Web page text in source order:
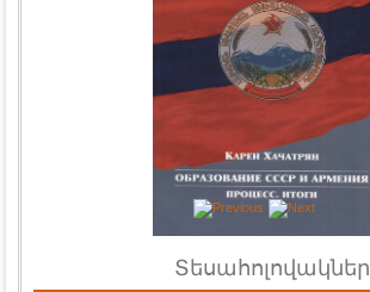
Տեսահոլովակներ